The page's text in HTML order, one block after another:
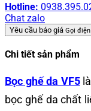
Hotline:
Chat zalo
Yêu cầu báo giá Gọi
Chi tiết sản phẩm
Bọc ghế da VF5là
bọc ghế da chất